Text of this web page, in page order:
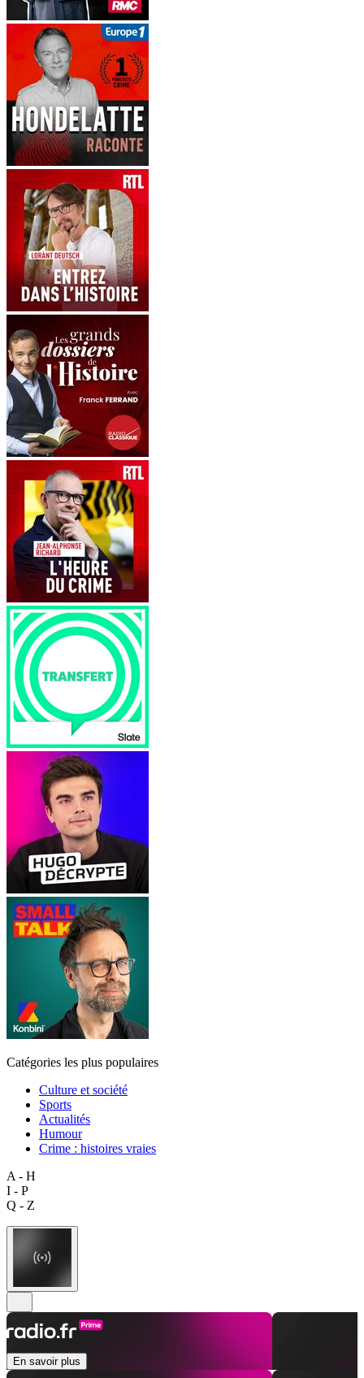
Catégories les plus populaires
Culture et société
Sports
Actualités
Humour
Crime : histoires vraies
A - H
I - P
Q - Z
En savoir plus